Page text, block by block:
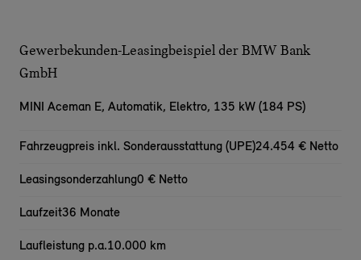
Gewerbekunden-Leasingbeispiel der BMW Bank
GmbH
MINI Aceman E, Automatik, Elektro, 135 kW (184 PS)
Fahrzeugpreis inkl. Sonderausstattung (UPE)24.454 € Netto
Leasingsonderzahlung0 € Netto
Laufzeit36 Monate
Laufleistung p.a.10.000 km